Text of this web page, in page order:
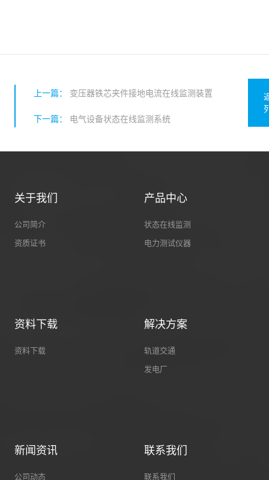
上一篇： 变压器铁芯夹件接地电流在线监测装置
下一篇： 电气设备状态在线监测系统
关于我们
公司简介
资质证书
产品中心
状态在线监测
电力测试仪器
资料下载
资料下载
解决方案
轨道交通
发电厂
新闻资讯
公司动态
联系我们
联系我们